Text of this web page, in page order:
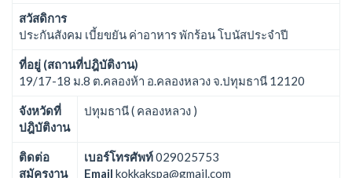
สวัสดิการ
ประกันสังคม เบี้ยขยัน ค่าอาหาร พักร้อน โบนัสประจำปี
ที่อยู่ (สถานที่ปฎิบัติงาน)
19/17-18 ม.8 ต.คลองห้า อ.คลองหลวง จ.ปทุมธานี 12120
จังหวัดที่
ปฎิบัติงาน
ปทุมธานี ( คลองหลวง )
ติดต่อ
สมัครงาน
เบอร์โทรศัพท์029025753
Email kokkakspa@gmail.com